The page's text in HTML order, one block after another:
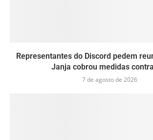
Representantes do Discord pedem
Janja cobrou medidas
7 de agosto de 2026